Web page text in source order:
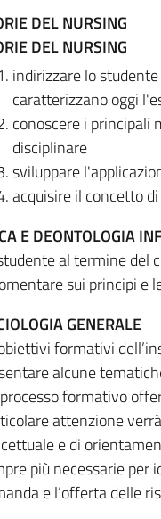
DEL NURSING
DEL NURSING
indirizzare lo
caratterizzano oggi
conoscere i principali
disciplinare
sviluppare
acquisire il concetto
E DEONTOLOGIA
al termine del
sui principi e
GENERALE
formativi
alcune
formativo
attenzione
e di
più necessarie per
e l’offerta delle